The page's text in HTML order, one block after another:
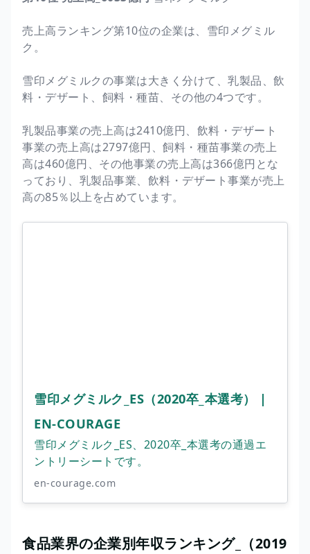
売上高ランキング第10位の企業は、雪印メグミル
ク。
雪印メグミルクの事業は大きく分けて、乳製品、飲
料・デザート、飼料・種苗、その他の4つです。
乳製品事業の売上高は2410億円、飲料・デザート
事業の売上高は2797億円、飼料・種苗事業の売上
高は460億円、その他事業の売上高は366億円とな
っており、乳製品事業、飲料・デザート事業が売上
高の85％以上を占めています。
雪印メグミルク_ES（2020卒_本選考） |
EN-COURAGE
雪印メグミルク_ES、2020卒_本選考の通過エ
ントリーシートです。
en-courage.com
食品業界の企業別年収ランキング_（2019